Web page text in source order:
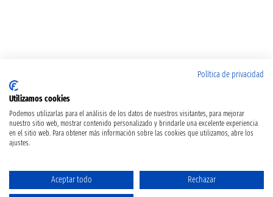
Política de privacidad
Utilizamos cookies
Podemos utilizarlas para el análisis de los datos de nuestros visitantes, para mejorar
nuestro sitio web, mostrar contenido personalizado y brindarle una excelente experiencia
en el sitio web. Para obtener más información sobre las cookies que utilizamos, abre los
ajustes.
Aceptar todo Rechazar